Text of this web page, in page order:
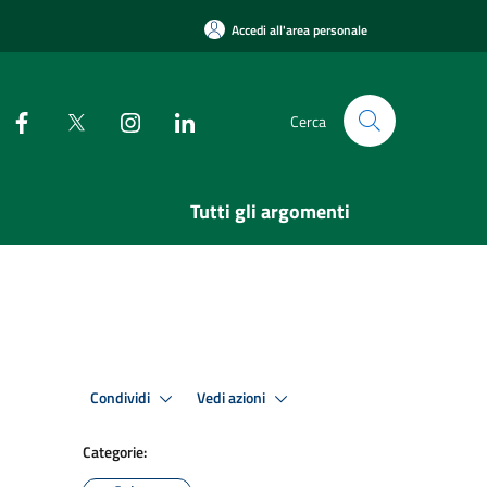
Accedi all'area personale
Cerca
Tutti gli argomenti
Condividi Vedi azioni
Categorie: